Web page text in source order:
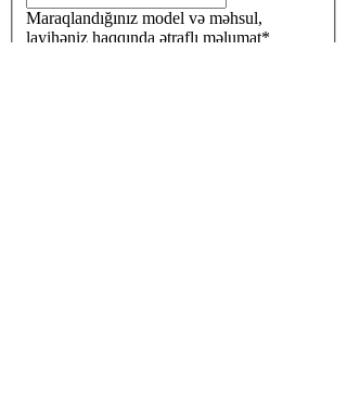
Maraqlandığınız model və məhsul,
layihəniz haqqında ətraflı məlumat*